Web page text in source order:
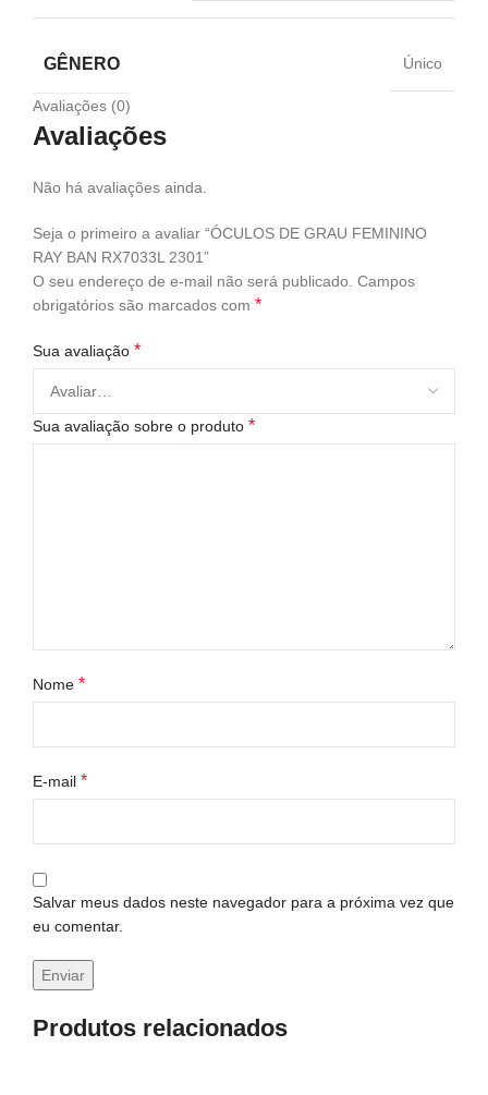
GÊNERO Único
Avaliações (0)
Avaliações
Não há avaliações ainda.
Seja o primeiro a avaliar “ÓCULOS DE GRAU FEMININO
RAY BAN RX7033L 2301”
O seu endereço de e-mail não será publicado. Campos
obrigatórios são marcados com *
Sua avaliação *
Sua avaliação sobre o produto *
Nome *
E-mail *
Salvar meus dados neste navegador para a próxima vez que
eu comentar.
Produtos relacionados